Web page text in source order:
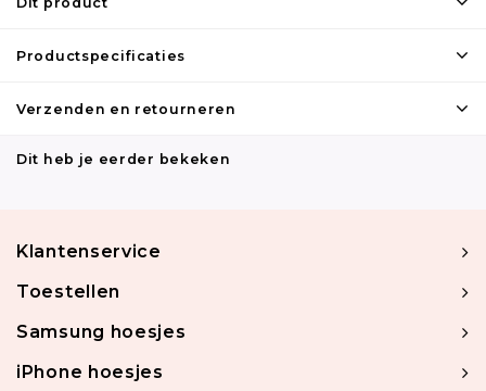
Productspecificaties
Verzenden en retourneren
Dit heb je eerder bekeken
Klantenservice
Toestellen
Samsung hoesjes
iPhone hoesjes